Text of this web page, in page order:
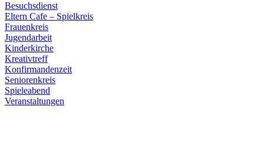
Besuchsdienst
Eltern Cafe – Spielkreis
Frauenkreis
Jugendarbeit
Kinderkirche
Kreativtreff
Konfirmandenzeit
Seniorenkreis
Spieleabend
Veranstaltungen